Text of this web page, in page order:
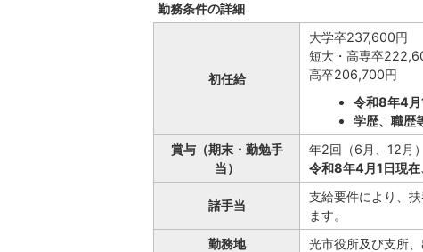
勤務条件の詳細
初任給
大学卒237,600円
短大・高専卒
高卒206,700円
令和8年4月
学歴、職歴
賞与（期末・勤勉手
当）
年2回（6月、12月）
令和8年4月1日現
諸手当
支給要件により、
ます。
勤務地
光市役所及び支所